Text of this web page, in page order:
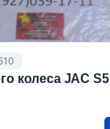
колеса JAC S5